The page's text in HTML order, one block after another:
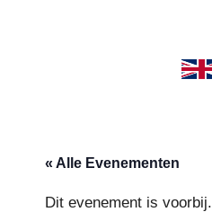
« Alle Evenementen
Dit evenement is voorbij.